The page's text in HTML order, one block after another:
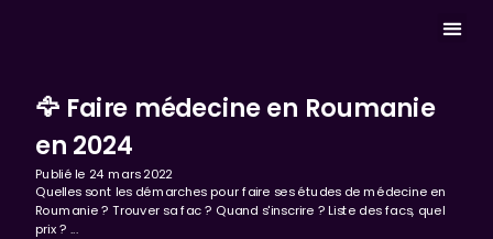
🦅 Faire médecine en Roumanie
en 2024
Publié le 24 mars 2022
Quelles sont les démarches pour faire ses études de médecine en
Roumanie ? Trouver sa fac ? Quand s'inscrire ? Liste des facs, quel
prix ? ...